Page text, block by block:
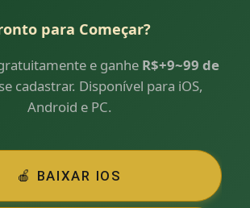
para Começar?
e ganhe R$+9~99 de
cadastrar. Disponível para iOS,
Android e PC.
🍎 BAIXAR IOS